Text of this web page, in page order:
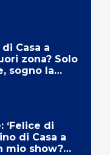
Casa a
zona? Solo
sogno la
‘Felice di
di Casa a
mio show?